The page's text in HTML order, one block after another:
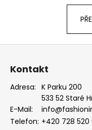
j
m
e
SET
LÁTKOVÉ
ŠLE
Kontakt
Adresa: K Parku 200
533 52 Staré
E-Mail:
Telefon: +420 728 520